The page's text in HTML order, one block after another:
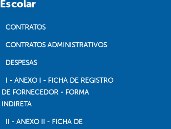
Escolar
CONTRATOS
CONTRATOS ADMINISTRATIVOS
DESPESAS
I - ANEXO I - FICHA DE REGISTRO
DE FORNECEDOR - FORMA
INDIRETA
II - ANEXO II - FICHA DE